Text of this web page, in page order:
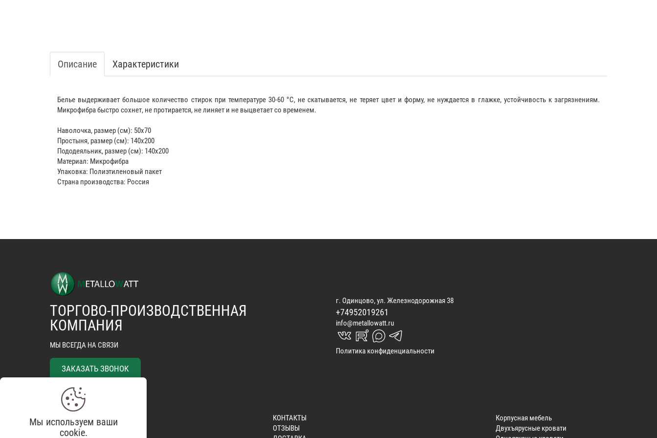
Описание Характеристики
Белье выдерживает большое количество стирок при температуре 30-60 °С, не скатывается, не теряет цвет и форму, не нуждается в глажке, устойчивость к загрязнениям.
Микрофибра быстро сохнет, не протирается, не линяет и не выцветает со временем.
Наволочка, размер (см): 50x70
Простыня, размер (см): 140x200
Пододеяльник, размер (см): 140x200
Материал: Микрофибра
Упаковка: Полиэтиленовый пакет
Страна производства: Россия
ТОРГОВО-ПРОИЗВОДСТВЕННАЯ
КОМПАНИЯ
МЫ ВСЕГДА НА СВЯЗИ
ЗАКАЗАТЬ ЗВОНОК
г. Одинцово, ул. Железнодорожная 38
+74952019261
info@metallowatt.ru
vk_in rutube_in max_s telegrams_in
Политика конфиденциальности
Покрывала
КОНТАКТЫ
ОТЗЫВЫ
Корпусная мебель
Двухъярусные кровати
Мы используем ваши
cookie.